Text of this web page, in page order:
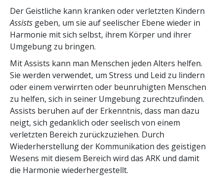
Der Geistliche kann kranken oder verletzten Kindern
Assists geben, um sie auf seelischer Ebene wieder in
Harmonie mit sich selbst, ihrem Körper und ihrer
Umgebung zu bringen.
Mit Assists kann man Menschen jeden Alters helfen.
Sie werden verwendet, um Stress und Leid zu lindern
oder einem verwirrten oder beunruhigten Menschen
zu helfen, sich in seiner Umgebung zurechtzufinden.
Assists beruhen auf der Erkenntnis, dass man dazu
neigt, sich gedanklich oder seelisch von einem
verletzten Bereich zurückzuziehen. Durch
Wiederherstellung der Kommunikation des geistigen
Wesens mit diesem Bereich wird das ARK und damit
die Harmonie wiederhergestellt.